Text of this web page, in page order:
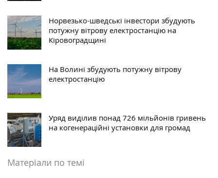
Норвезько-шведські інвестори збудують
потужну вітрову електростанцію на
Кіровоградщині
На Волині збудують потужну вітрову
електростанцію
Уряд виділив понад 726 мільйонів гривень
на когенераційні установки для громад
Матеріали по темі